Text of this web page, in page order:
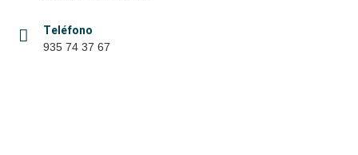
Teléfono
935 74 37 67